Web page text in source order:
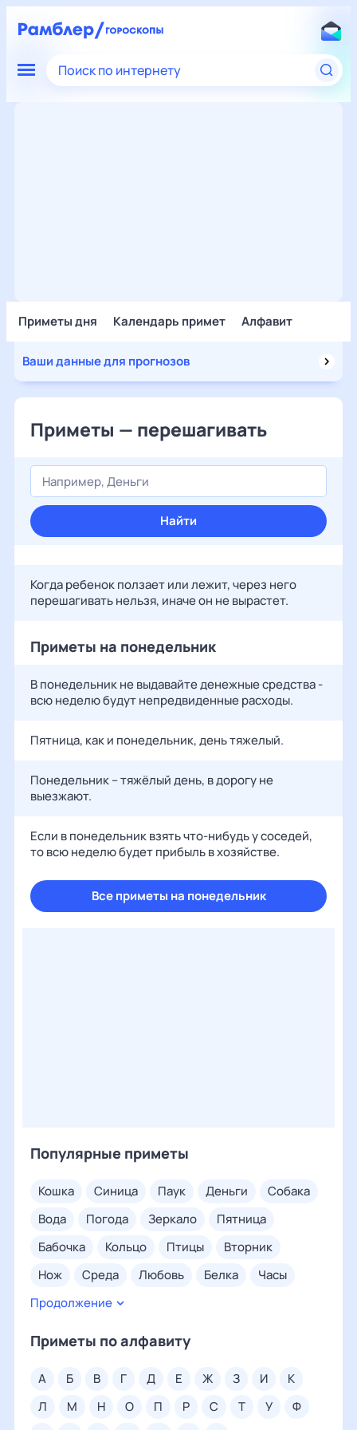
Поиск по интернету
Приметы дня Календарь примет Алфавит
Ваши данные для прогнозов
Приметы — перешагивать
Найти
Когда ребенок ползает или лежит, через него
перешагивать нельзя, иначе он не вырастет.
Приметы на понедельник
В понедельник не выдавайте денежные средства -
всю неделю будут непредвиденные расходы.
Пятница, как и понедельник, день тяжелый.
Понедельник – тяжёлый день, в дорогу не
выезжают.
Если в понедельник взять что-нибудь у соседей,
то всю неделю будет прибыль в хозяйстве.
Все приметы на понедельник
Популярные приметы
кошка синица паук деньги
собака
вода
погода зеркало
пятница
бабочка
кольцо птицы
вторник
нож
среда любовь белка
часы
сорока
суббота
свадьба
покойник ногти
волосы
грудь
ключи сахар ладонь
Продолжение
Приметы по алфавиту
а б в г д е ж з и
к
л
м н о п р с т у
ф